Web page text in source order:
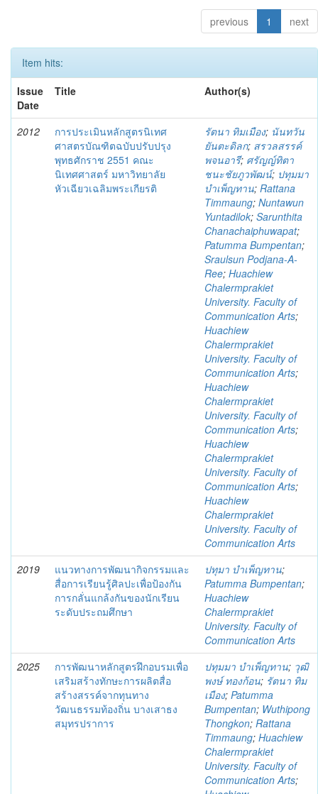
previous 1 next
Item hits:
Issue
Date
Title Author(s)
2012
การประเมินหลักสูตรนิเทศ
ศาสตรบัณฑิตฉบับปรับปรุง
พุทธศักราช 2551 คณะ
นิเทศศาสตร์ มหาวิทยาลัย
หัวเฉียวเฉลิมพระเกียรติ
รัตนา ทิมเมือง; นันทวัน
ยันตะดิลก; สรวลสรรค์
พจนอารี; ศรัญญ์ทิตา
ชนะชัยภูวพัฒน์; ปทุมมา
บำเพ็ญทาน; Rattana
Timmaung; Nuntawun
Yuntadilok; Sarunthita
Chanachaiphuwapat;
Patumma Bumpentan;
Sraulsun Podjana-A-
Ree; Huachiew
Chalermprakiet
University. Faculty of
Communication Arts;
Huachiew
Chalermprakiet
University. Faculty of
Communication Arts;
Huachiew
Chalermprakiet
University. Faculty of
Communication Arts;
Huachiew
Chalermprakiet
University. Faculty of
Communication Arts;
Huachiew
Chalermprakiet
University. Faculty of
Communication Arts
2019
แนวทางการพัฒนากิจกรรมและ
สื่อการเรียนรู้ศิลปะเพื่อป้องกัน
การกลั่นแกล้งกันของนักเรียน
ระดับประถมศึกษา
ปทุมา บำเพ็ญทาน;
Patumma Bumpentan;
Huachiew
Chalermprakiet
University. Faculty of
Communication Arts
2025
การพัฒนาหลักสูตรฝึกอบรมเพื่อ
เสริมสร้างทักษะการผลิตสื่อ
สร้างสรรค์จากทุนทาง
วัฒนธรรมท้องถิ่น บางเสาธง
สมุทรปราการ
ปทุมมา บําเพ็ญทาน; วุฒิ
พงษ์ ทองก้อน; รัตนา ทิม
เมือง; Patumma
Bumpentan; Wuthipong
Thongkon; Rattana
Timmaung; Huachiew
Chalermprakiet
University. Faculty of
Communication Arts;